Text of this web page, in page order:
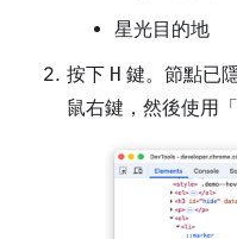
星光目的地
按下 H 鍵。節點已
鼠右鍵，然後使用